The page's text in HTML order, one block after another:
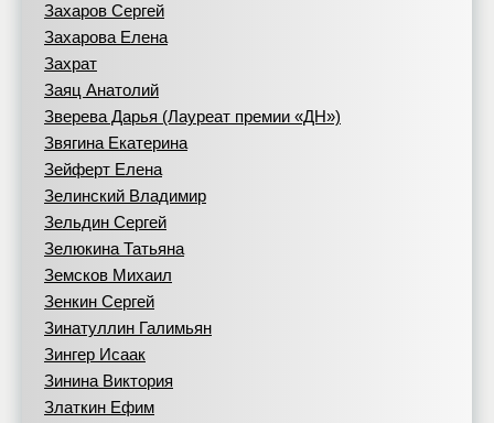
Захаров Сергей
Захарова Елена
Захрат
Заяц Анатолий
Зверева Дарья (Лауреат премии «ДН»)
Звягина Екатерина
Зейферт Елена
Зелинский Владимир
Зельдин Сергей
Зелюкина Татьяна
Земсков Михаил
Зенкин Сергей
Зинатуллин Галимьян
Зингер Исаак
Зинина Виктория
Златкин Ефим